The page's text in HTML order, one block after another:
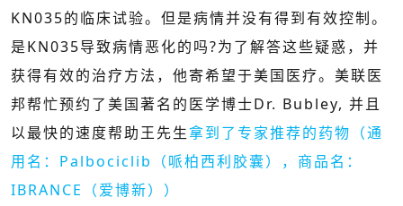
KN035的临床试验。但是病情并没有得到有效控制。
是KN035导致病情恶化的吗?为了解答这些疑惑，并
获得有效的治疗方法，他寄希望于美国医疗。美联医
邦帮忙预约了美国著名的医学博士Dr. Bubley, 并且
以最快的速度帮助王先生拿到了专家推荐的药物（通
用名：Palbociclib（哌柏西利胶囊），商品名：
IBRANCE（爱博新））